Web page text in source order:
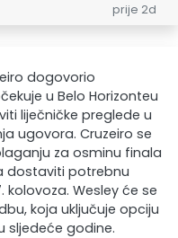
prije 2d
dogovorio
u Belo Horizonteu
liječničke preglede u
ugovora. Cruzeiro se
za osminu finala
dostaviti potrebnu
Wesley će se
koja uključuje opciju
sljedeće godine.